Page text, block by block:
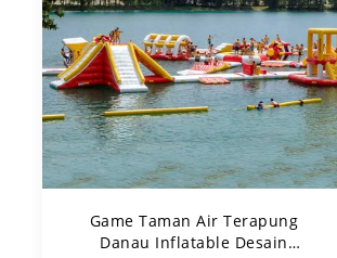
Game Taman Air Terapung
Danau Inflatable Desain